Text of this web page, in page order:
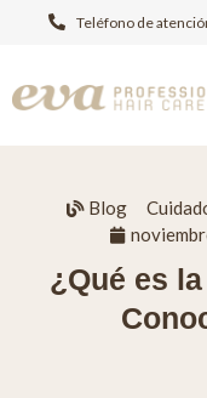
Teléfono de
Blog
¿Qué es